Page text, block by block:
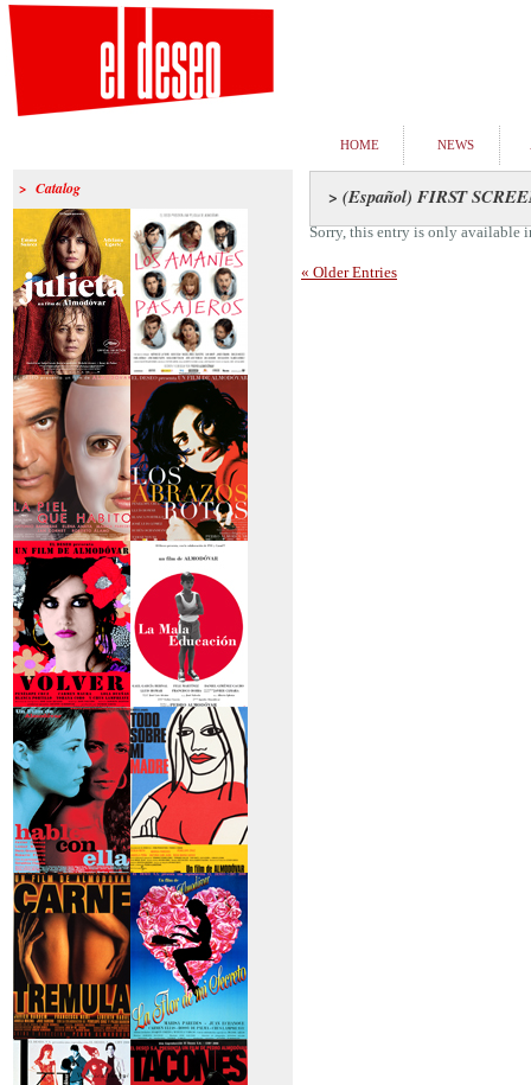
HOME NEWS
> Catalog
>Julieta
>Los amantes
pasajeros
>La piel que habito >Los abrazos rotos
>Volver >La mala educación
>Hable con ella
>Todo sobre mi
madre
>Carne trémula
>La flor de mi
secreto
> (Español) FIRST
Sorry, this entry is only available
« Older Entries